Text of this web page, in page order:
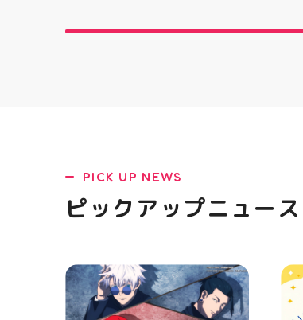
PICK UP NEWS
ピックアップニュー